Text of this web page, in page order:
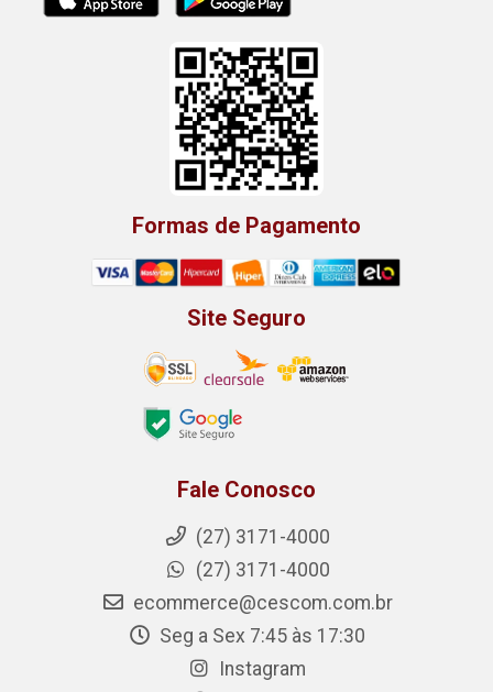
Formas de Pagamento
Site Seguro
Fale Conosco
(27) 3171-4000
(27) 3171-4000
ecommerce@cescom.com.br
Seg a Sex 7:45 às 17:30
Instagram